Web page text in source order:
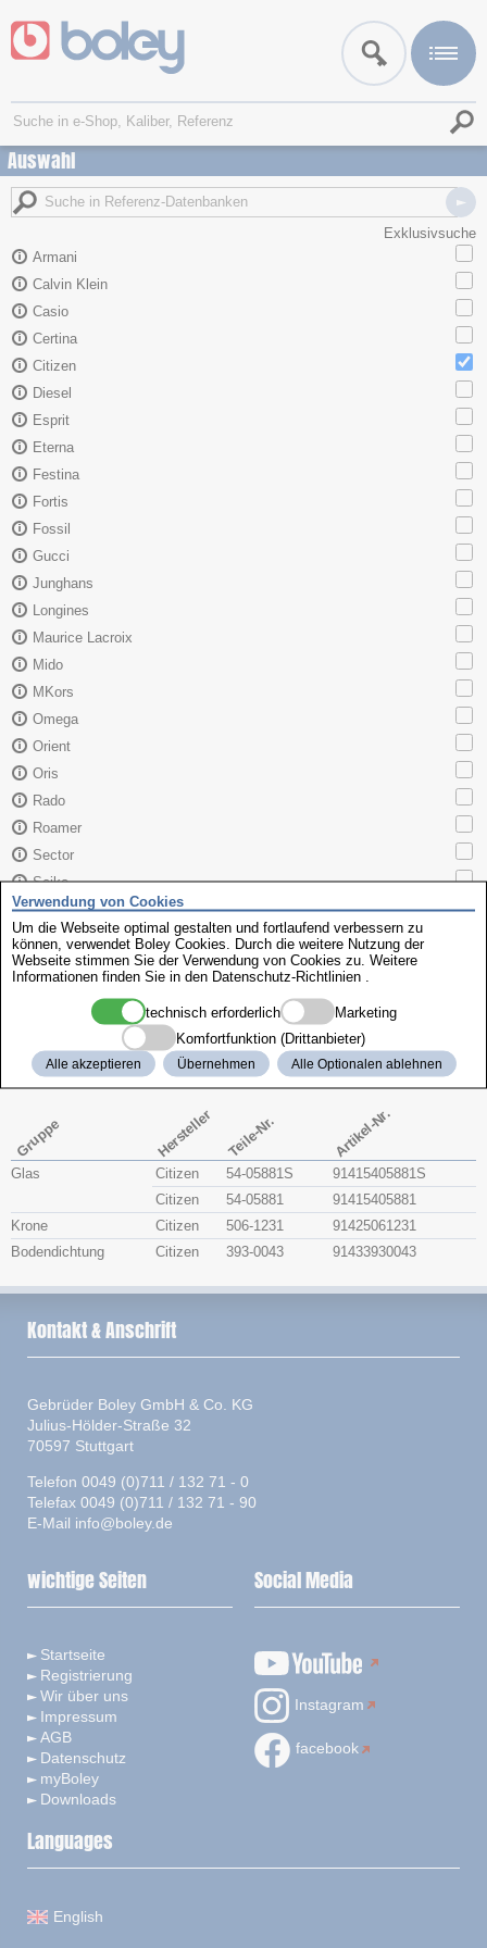
Auswahl
Exklusivsuche
Armani
Calvin Klein
Casio
Certina
Citizen
Diesel
Esprit
Eterna
Festina
Fortis
Fossil
Gucci
Junghans
Longines
Maurice Lacroix
Mido
MKors
Omega
Orient
Oris
Rado
Roamer
Sector
Seiko
Skagen
TAG Heuer
Tissot
Citizen 4-166043
Gruppe Hersteller Teile-Nr. Artikel-Nr.
Glas Citizen 54-05881S
91415405881S
Citizen
54-05881
91415405881
Krone
Citizen 506-1231
91425061231
Bodendichtung
Citizen 393-0043 91433930043
Verwendung von Cookies
Um die Webseite optimal gestalten und fortlaufend verbessern zu
können, verwendet Boley Cookies. Durch die weitere Nutzung der
Webseite stimmen Sie der Verwendung von Cookies zu. Weitere
Informationen finden Sie in den Datenschutz-Richtlinien
technisch erforderlich
Marketing
Komfortfunktion (Drittanbieter)
Alle akzeptieren Übernehmen Alle Optionalen ablehnen
Kontakt & Anschrift
Gebrüder Boley GmbH & Co. KG
Julius-Hölder-Straße 32
70597 Stuttgart
Telefon 0049 (0)711 / 132 71 - 0
Telefax 0049 (0)711 / 132 71 - 90
E-Mail info@boley.de
wichtige Seiten
Startseite
Registrierung
Wir über uns
Impressum
AGB
Datenschutz
myBoley
Downloads
Social Media
Instagram
facebook
Languages
English